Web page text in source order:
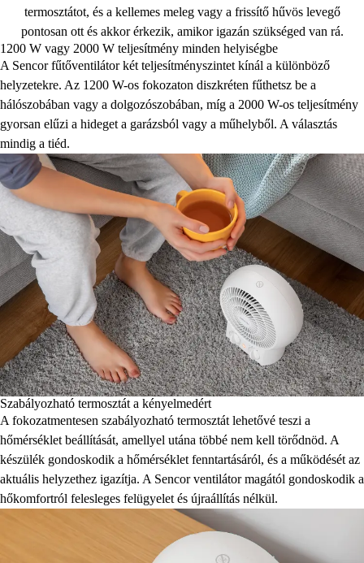
termosztátot, és a kellemes meleg vagy a frissítő hűvös levegő
pontosan ott és akkor érkezik, amikor igazán szükséged van rá.
1200 W vagy 2000 W teljesítmény minden helyiségbe
A Sencor fűtőventilátor két teljesítményszintet kínál a különböző
helyzetekre. Az 1200 W-os fokozaton diszkréten fűthetsz be a
hálószobában vagy a dolgozószobában, míg a 2000 W-os teljesítmény
gyorsan elűzi a hideget a garázsból vagy a műhelyből. A választás
mindig a tiéd.
Szabályozható termosztát a kényelmedért
A fokozatmentesen szabályozható termosztát lehetővé teszi a
hőmérséklet beállítását, amellyel utána többé nem kell törődnöd. A
készülék gondoskodik a hőmérséklet fenntartásáról, és a működését az
aktuális helyzethez igazítja. A Sencor ventilátor magától gondoskodik a
hőkomfortról felesleges felügyelet és újraállítás nélkül.